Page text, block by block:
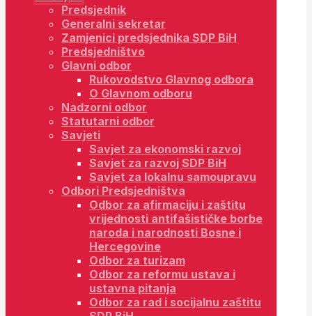
Predsjednik
Generalni sekretar
Zamjenici predsjednika SDP BiH
Predsjedništvo
Glavni odbor
Rukovodstvo Glavnog odbora
O Glavnom odboru
Nadzorni odbor
Statutarni odbor
Savjeti
Savjet za ekonomski razvoj
Savjet za razvoj SDP BiH
Savjet za lokalnu samoupravu
Odbori Predsjedništva
Odbor za afirmaciju i zaštitu
vrijednosti antifašističke borbe
naroda i narodnosti Bosne i
Hercegovine
Odbor za turizam
Odbor za reformu ustava i
ustavna pitanja
Odbor za rad i socijalnu zaštitu